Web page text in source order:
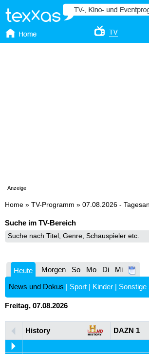
Anzeige
Home » TV-Programm » 07.08.2026 -
Suche im TV-Bereich
Heute Morgen So Mo Di Mi
News und Dokus | Sport | Kinder | Sonstige
Freitag, 07.08.2026
History DAZN 1